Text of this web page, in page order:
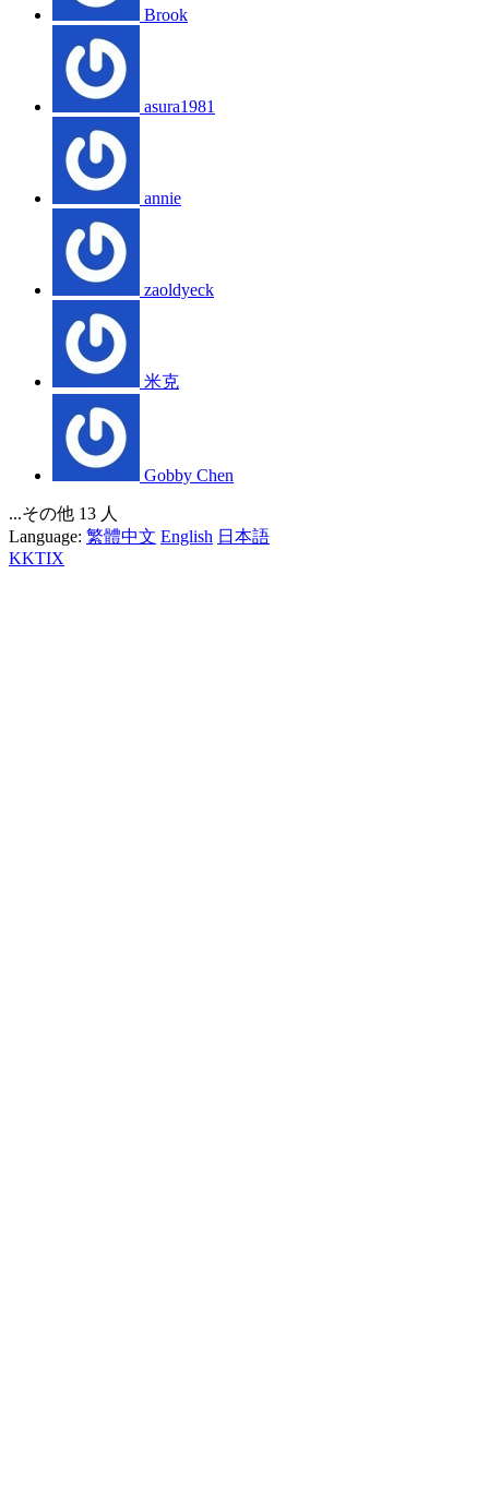
Brook
asura1981
annie
zaoldyeck
米克
Gobby Chen
...その他 13 人
Language: 繁體中文 English 日本語
KKTIX